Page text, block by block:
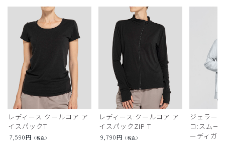
レディース:クールコア ア
イスパックT
7,590円 （税込）
レディース:クールコア ア
イスパックZIP T
9,790円 （税込）
ジェラー
コ:スムー
ーディガン